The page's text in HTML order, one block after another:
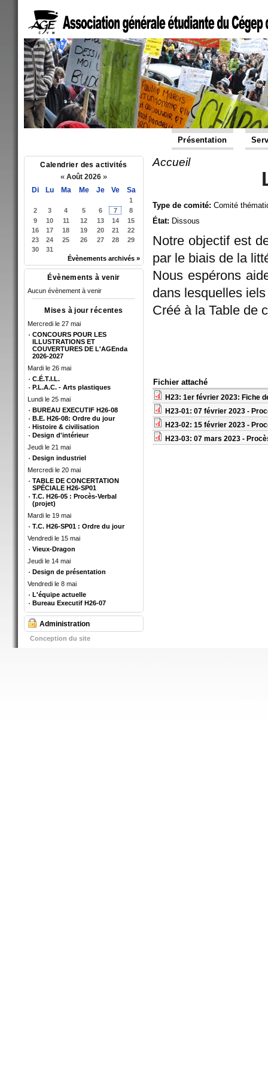
Présentation
Calendrier des activités
« Août 2026 »
Di Lu Ma Me Je Ve Sa
1
2
3 4 5 6 7
8
9
10 11 12 13 14
15
16
17 18 19 20 21
22
23
24 25 26 27 28
29
30
31
Évènements archivés »
Évènements à venir
Aucun évènement à venir
Mises à jour récentes
Mercredi le 27 mai
CONCOURS POUR LES
ILLUSTRATIONS ET
COUVERTURES DE L'AGEnda
2026-2027
Mardi le 26 mai
C.É.T.I.L.
P.L.A.C. - Arts plastiques
Lundi le 25 mai
BUREAU EXECUTIF H26-08
B.E. H26-08: Ordre du jour
Histoire & civilisation
Design d'intérieur
Jeudi le 21 mai
Design industriel
Mercredi le 20 mai
TABLE DE CONCERTATION
SPÉCIALE H26-SP01
T.C. H26-05 : Procès-Verbal
(projet)
Mardi le 19 mai
T.C. H26-SP01 : Ordre du jour
Vendredi le 15 mai
Vieux-Dragon
Jeudi le 14 mai
Design de présentation
Vendredi le 8 mai
L'équipe actuelle
Bureau Executif H26-07
Administration
Conception du site
Vous êtes ici
Accueil
Type de comité: Comité
État: Dissous
Notre objectif est
par le biais de la
Nous espérons
dans lesquelles
Créé à la Table de
Fichier attaché
H23: 1er février 2023: Fiche
H23-01: 07 février 2023 -
H23-02: 15 février 2023 -
H23-03: 07 mars 2023 -